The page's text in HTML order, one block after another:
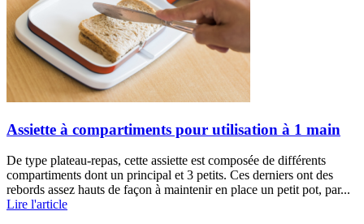
Assiette à compartiments pour utilisation à 1 main
De type plateau-repas, cette assiette est composée de différents
compartiments dont un principal et 3 petits. Ces derniers ont des
rebords assez hauts de façon à maintenir en place un petit pot, par...
Lire l'article